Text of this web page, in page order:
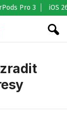
Pro 3 iOS